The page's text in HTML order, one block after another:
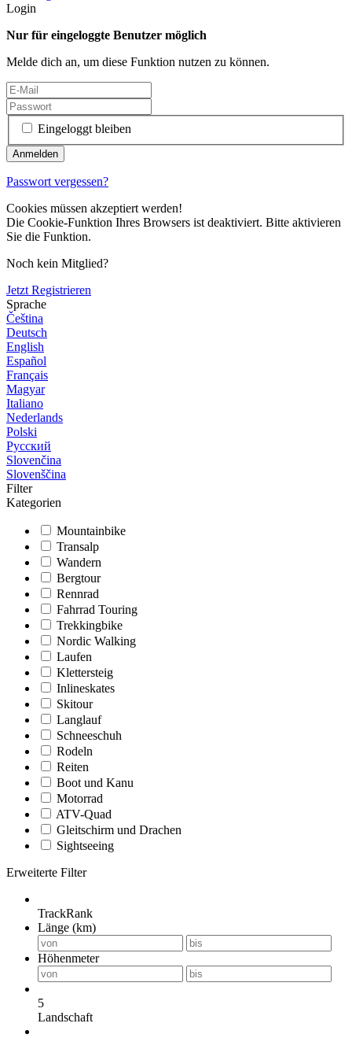
Login
Nur für eingeloggte Benutzer möglich
Melde dich an, um diese Funktion nutzen zu können.
Eingeloggt bleiben
Passwort vergessen?
Cookies müssen akzeptiert werden!
Die Cookie-Funktion Ihres Browsers ist deaktiviert. Bitte aktivieren
Sie die Funktion.
Noch kein Mitglied?
Jetzt Registrieren
Sprache
Čeština
Deutsch
English
Español
Français
Magyar
Italiano
Nederlands
Polski
Русский
Slovenčina
Slovenščina
Filter
Kategorien
Mountainbike
Transalp
Wandern
Bergtour
Rennrad
Fahrrad Touring
Trekkingbike
Nordic Walking
Laufen
Klettersteig
Inlineskates
Skitour
Langlauf
Schneeschuh
Rodeln
Reiten
Boot und Kanu
Motorrad
ATV-Quad
Gleitschirm und Drachen
Sightseeing
Erweiterte Filter
TrackRank
Länge (km)
Höhenmeter
5
Landschaft